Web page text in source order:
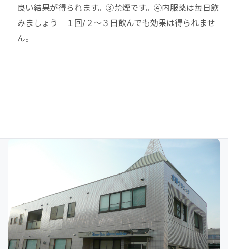
良い結果が得られます。③禁煙です。④内服薬は毎日飲
みましょう １回/２～３日飲んでも効果は得られませ
ん。